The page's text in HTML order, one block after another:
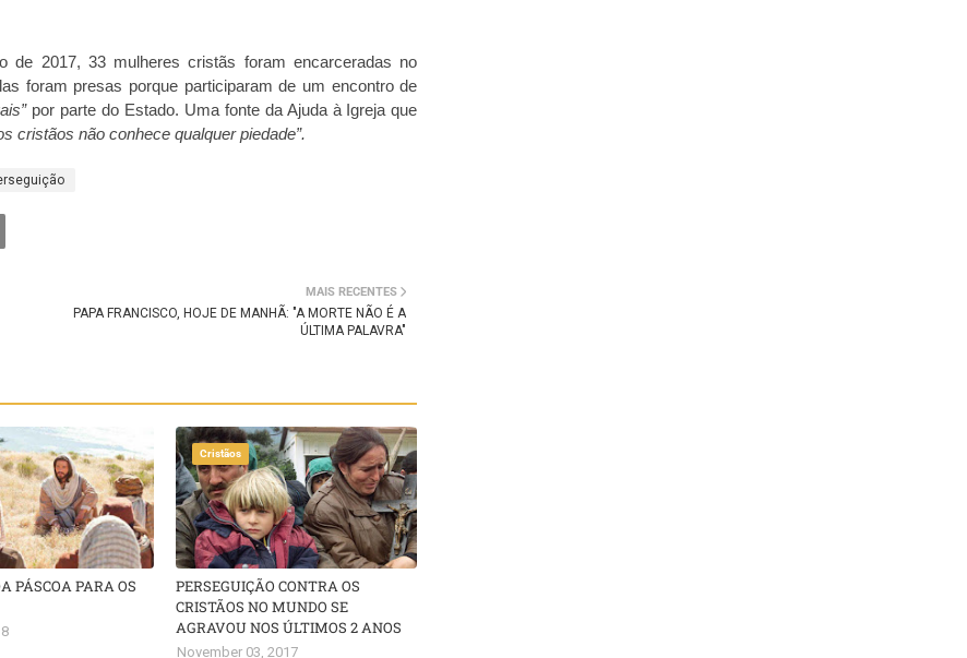
de 2017, 33 mulheres cristãs foram encarceradas no
foram presas porque participaram de um encontro de
por parte do Estado. Uma fonte da Ajuda à Igreja que
cristãos não conhece qualquer piedade”.
MAIS RECENTES
PAPA FRANCISCO, HOJE DE MANHÃ: "A MORTE NÃO É A
ÚLTIMA PALAVRA"
PÁSCOA PARA OS
Cristãos
PERSEGUIÇÃO CONTRA OS
CRISTÃOS NO MUNDO SE
AGRAVOU NOS ÚLTIMOS 2 ANOS
November 03, 2017